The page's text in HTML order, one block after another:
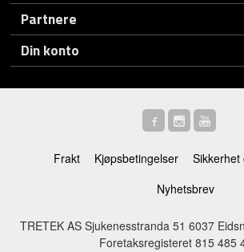
Partnere
Din konto
Frakt Kjøpsbetingelser
Sikkerhet
Nyhetsbrev
TRETEK AS Sjukenesstranda 51 6037
Foretaksregisteret 815 485